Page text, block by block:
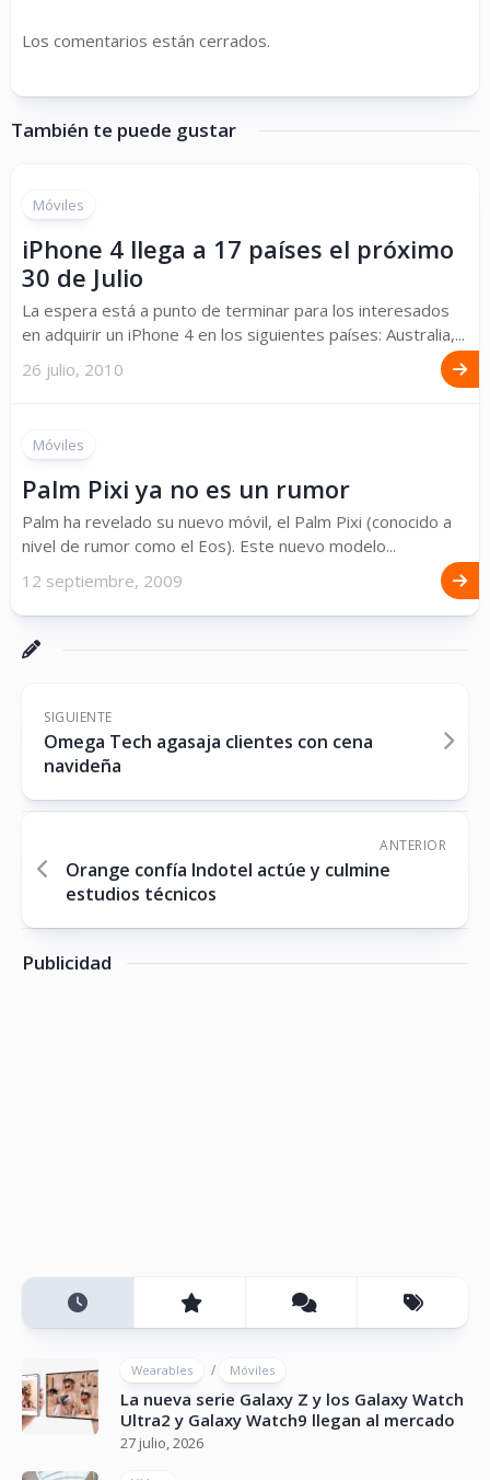
Los comentarios están cerrados.
También te puede gustar
Móviles
iPhone 4 llega a 17 países el próximo
30 de Julio
La espera está a punto de terminar para los interesados
en adquirir un iPhone 4 en los siguientes países: Australia,...
26 julio, 2010
Móviles
Palm Pixi ya no es un rumor
Palm ha revelado su nuevo móvil, el Palm Pixi (conocido a
nivel de rumor como el Eos). Este nuevo modelo...
12 septiembre, 2009
SIGUIENTE
Omega Tech agasaja clientes con cena
navideña
ANTERIOR
Orange confía Indotel actúe y culmine
estudios técnicos
Publicidad
Wearables / Móviles
La nueva serie Galaxy Z y los Galaxy Watch
Ultra2 y Galaxy Watch9 llegan al mercado
27 julio, 2026